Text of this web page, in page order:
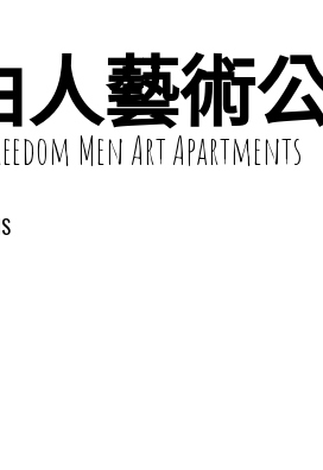
人藝術
Men Art Apartments